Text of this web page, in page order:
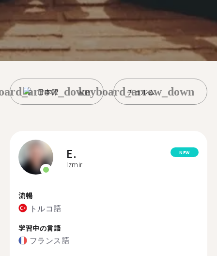
日本語 チョルム
keyboard_arrow_down
E.
Izmir
NEW
流暢
トルコ語
学習中の言語
フランス語